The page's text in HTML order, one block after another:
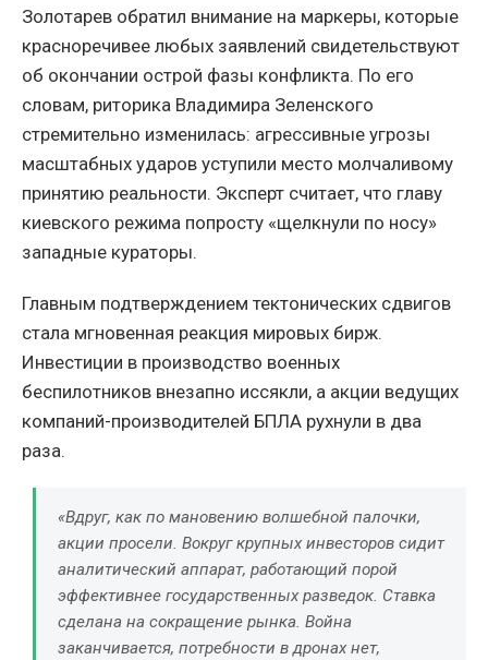
Золотарев обратил внимание на маркеры, которые
красноречивее любых заявлений свидетельствуют
об окончании острой фазы конфликта. По его
словам, риторика Владимира Зеленского
стремительно изменилась: агрессивные угрозы
масштабных ударов уступили место молчаливому
принятию реальности. Эксперт считает, что главу
киевского режима попросту «щелкнули по носу»
западные кураторы.
Главным подтверждением тектонических сдвигов
стала мгновенная реакция мировых бирж.
Инвестиции в производство военных
беспилотников внезапно иссякли, а акции ведущих
компаний-производителей БПЛА рухнули в два
раза.
«Вдруг, как по мановению волшебной палочки,
акции просели. Вокруг крупных инвесторов сидит
аналитический аппарат, работающий порой
эффективнее государственных разведок. Ставка
сделана на сокращение рынка. Война
заканчивается, потребности в дронах нет,